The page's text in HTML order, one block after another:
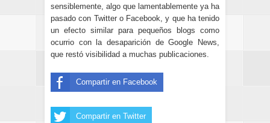
sensiblemente, algo que lamentablemente ya ha
pasado con Twitter o Facebook, y que ha tenido
un efecto similar para pequeños blogs como
ocurrio con la desaparición de Google News,
que restó visibilidad a muchas publicaciones.
Compartir en Facebook
Compartir en Twitter